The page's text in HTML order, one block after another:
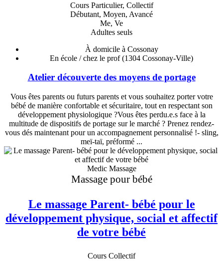
Cours Particulier, Collectif
Débutant, Moyen, Avancé
Me, Ve
Adultes seuls
À domicile à Cossonay
En école / chez le prof(1304 Cossonay-Ville)
Atelier découverte des moyens de portage
Vous êtes parents ou futurs parents et vous souhaitez porter votre
bébé de manière confortable et sécuritaire, tout en respectant son
développement physiologique ?Vous êtes perdu.e.s face à la
multitude de dispositifs de portage sur le marché ? Prenez rendez-
vous dés maintenant pour un accompagnement personnalisé !- sling,
meï-taï, préformé ...
Medic Massage
Massage pour bébé
Le massage Parent- bébé pour le
développement physique, social et affectif
de votre bébé
Cours Collectif